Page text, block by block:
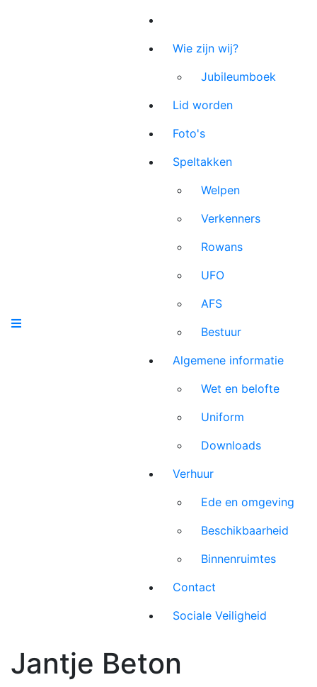
Wie zijn wij?
Jubileumboek
Lid worden
Foto's
Speltakken
Welpen
Verkenners
Rowans
UFO
AFS
Bestuur
Algemene informatie
Wet en belofte
Uniform
Downloads
Verhuur
Ede en omgeving
Beschikbaarheid
Binnenruimtes
Contact
Sociale Veiligheid
Jantje Beton